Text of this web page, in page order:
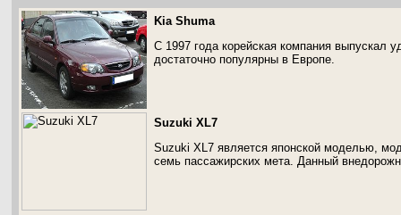
Kia Shuma
С 1997 года корейская компания
достаточно популярны в Европе.
Suzuki XL7
Suzuki XL7 является японской моделью,
семь пассажирских мета. Данный